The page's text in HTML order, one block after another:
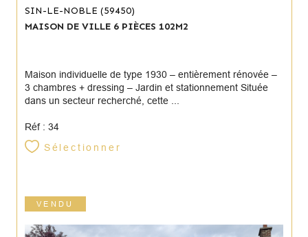
SIN-LE-NOBLE (59450)
MAISON DE VILLE 6 PIÈCES 102M2
Maison individuelle de type 1930 – entièrement rénovée –
3 chambres + dressing – Jardin et stationnement Située
dans un secteur recherché, cette ...
Réf : 34
Sélectionner
VENDU